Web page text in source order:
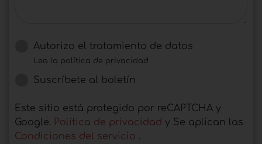
Autorizo ​​el tratamiento de datos
Lea la política de privacidad
Suscríbete al boletín
Este sitio está protegido por reCAPTCHA y
Google. Política de privacidad y Se aplican las
Condiciones del servicio .